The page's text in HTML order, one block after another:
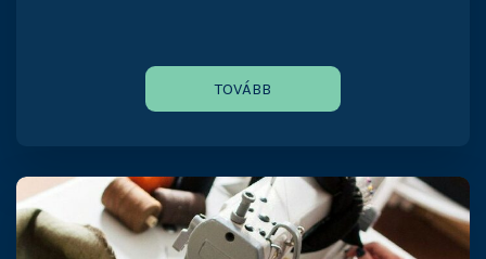
TOVÁBB